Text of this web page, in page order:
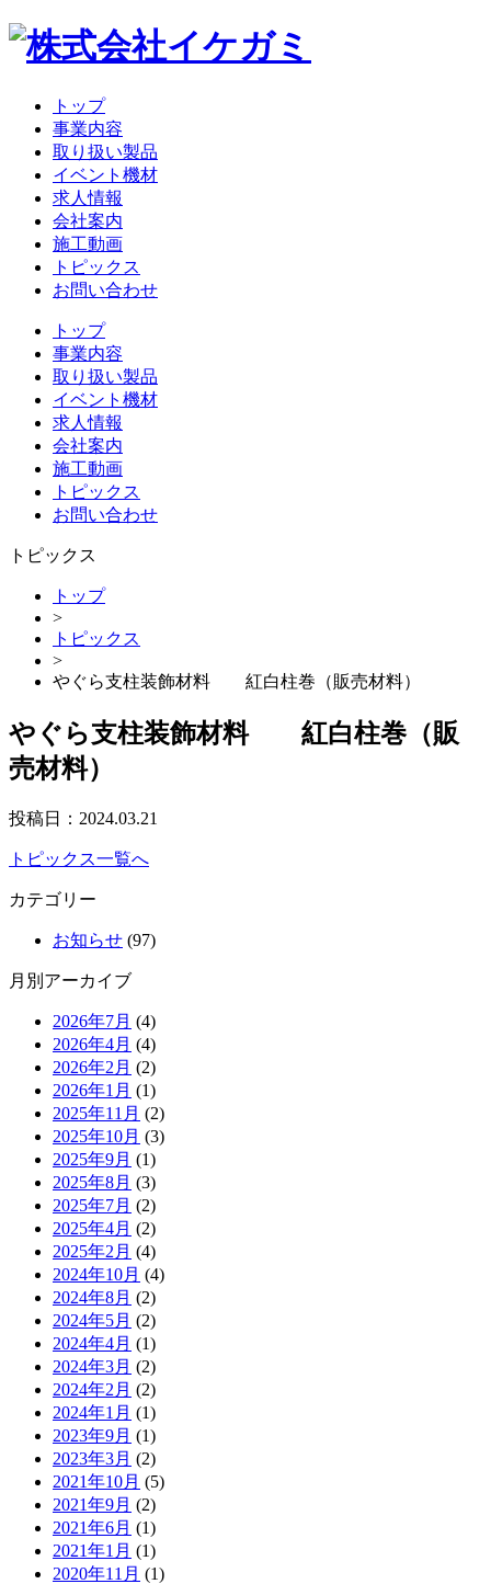
トップ
事業内容
取り扱い製品
イベント機材
求人情報
会社案内
施工動画
トピックス
お問い合わせ
トップ
事業内容
取り扱い製品
イベント機材
求人情報
会社案内
施工動画
トピックス
お問い合わせ
トピックス
トップ
>
トピックス
>
やぐら支柱装飾材料 紅白柱巻（販売材料）
やぐら支柱装飾材料 紅白柱巻（販
売材料）
投稿日： 2024.03.21
トピックス一覧へ
カテゴリー
お知らせ (97)
月別アーカイブ
2026年7月 (4)
2026年4月 (4)
2026年2月 (2)
2026年1月 (1)
2025年11月 (2)
2025年10月 (3)
2025年9月 (1)
2025年8月 (3)
2025年7月 (2)
2025年4月 (2)
2025年2月 (4)
2024年10月 (4)
2024年8月 (2)
2024年5月 (2)
2024年4月 (1)
2024年3月 (2)
2024年2月 (2)
2024年1月 (1)
2023年9月 (1)
2023年3月 (2)
2021年10月 (5)
2021年9月 (2)
2021年6月 (1)
2021年1月 (1)
2020年11月 (1)